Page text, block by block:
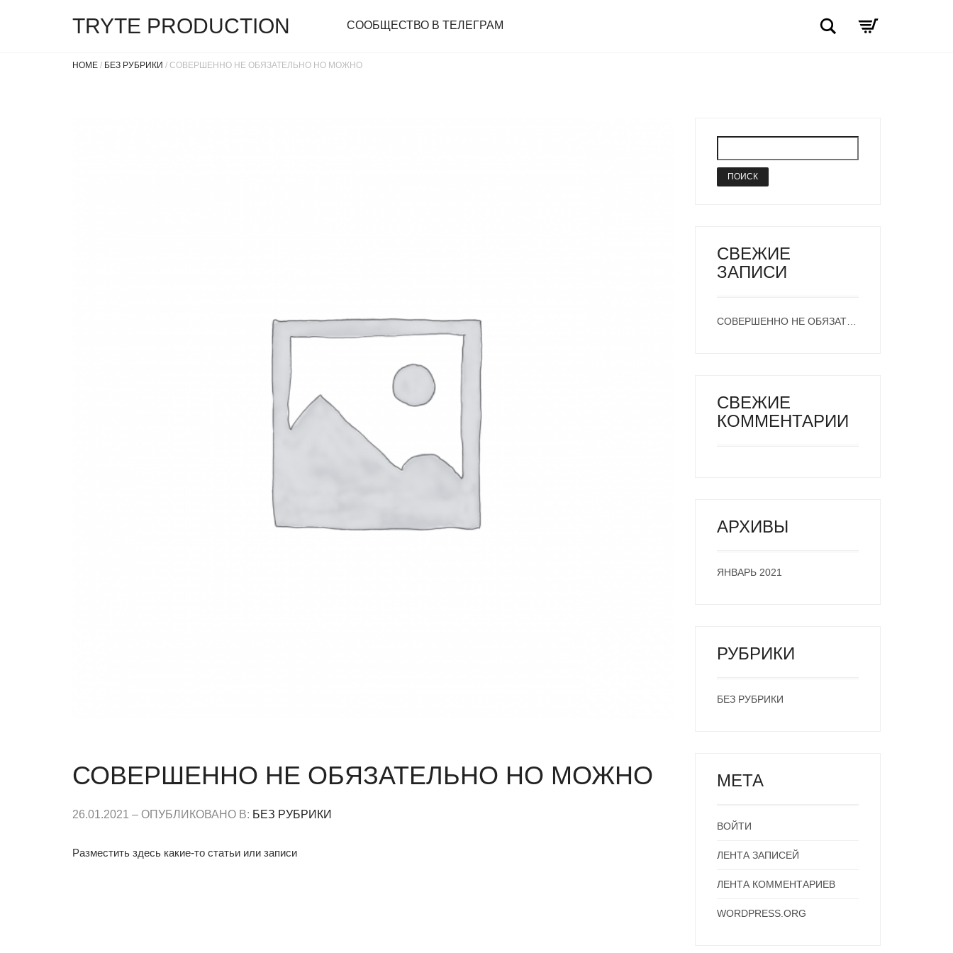
TRYTE PRODUCTION СООБЩЕСТВО В ТЕЛЕГРАМ Поиск
HOME / БЕЗ РУБРИКИ / СОВЕРШЕННО НЕ ОБЯЗАТЕЛЬНО НО МОЖНО
СОВЕРШЕННО НЕ ОБЯЗАТЕЛЬНО НО МОЖНО
26.01.2021 – ОПУБЛИКОВАНО В: БЕЗ РУБРИКИ
Разместить здесь какие-то статьи или записи
СВЕЖИЕ
ЗАПИСИ
СОВЕРШЕННО НЕ ОБЯЗАТЕЛЬНО НО МОЖНО
СВЕЖИЕ
КОММЕНТАРИИ
АРХИВЫ
ЯНВАРЬ 2021
РУБРИКИ
БЕЗ РУБРИКИ
МЕТА
ВОЙТИ
ЛЕНТА ЗАПИСЕЙ
ЛЕНТА КОММЕНТАРИЕВ
WORDPRESS.ORG